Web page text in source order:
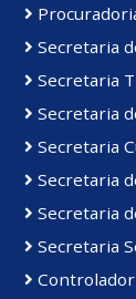
Secretaria
Secretaria
Secretaria
Secretaria
Secretaria
Secretaria
Secretaria